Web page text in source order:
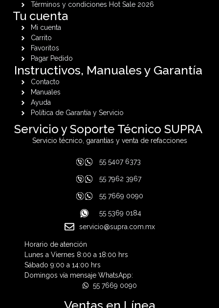
Términos y condiciones Hot Sale 2026
Tu cuenta
Mi cuenta
Carrito
Favoritos
Pagar Pedido
Instructivos, Manuales y Garantía
Contacto
Manuales
Ayuda
Política de Garantía y Servicio
Servicio y Soporte Técnico SUPRA
Servicio técnico, garantías y venta de refacciones
55 5407 6373
55 7962 3967
55 7669 0090
55 5369 0184
servicio@supra.com.mx
Horario de atención
Lunes a Viernes 8:00 a 18:00 hrs
Sábado 9:00 a 14:00 hrs
Domingos vía mensaje WhatsApp:
55 7669 0090
Ventas en Línea